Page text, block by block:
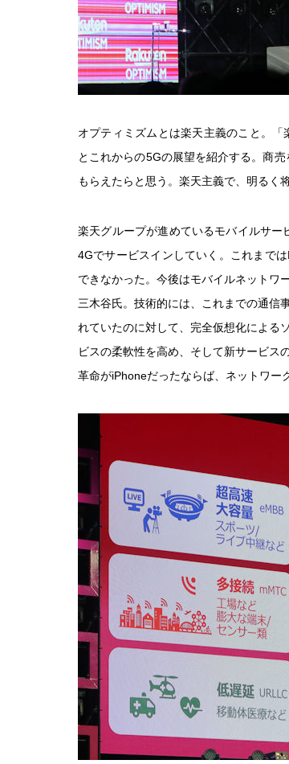
オプティミズムとは楽天主義のこと。
とこれからの5Gの展望を紹介する。商
もらえたらと思う。楽天主義で、明るく
楽天グループが進めているモバイルサ
4Gでサービスインしていく。これまで
できなかった。今後はモバイルネットワ
三木谷氏。技術的には、これまでの通信
れていたのに対して、完全仮想化による
ビスの柔軟性を高め、そして新サービス
革命がiPhoneだったならば、ネットワー